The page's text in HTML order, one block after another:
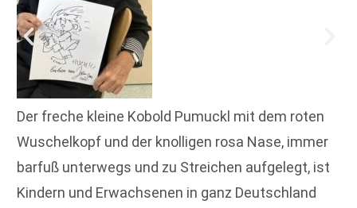
Der freche kleine Kobold Pumuckl mit dem roten
Wuschelkopf und der knolligen rosa Nase, immer
barfuß unterwegs und zu Streichen aufgelegt, ist
Kindern und Erwachsenen in ganz Deutschland